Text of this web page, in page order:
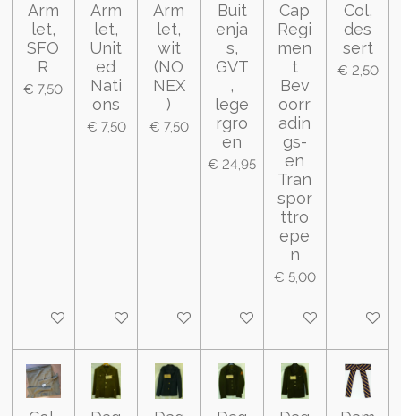
Arm
let,
SFO
R
€ 7,50
In winkelwagen
Arm
let,
Unit
ed
Nati
ons
€ 7,50
In winkelwagen
Arm
let,
wit
(NO
NEX
)
€ 7,50
In winkelwagen
Buit
enja
s,
GVT
,
lege
rgro
en
€ 24,95
In winkelwagen
Cap
Regi
men
t
Bev
oorr
adin
gs-
en
Tran
spor
ttro
epe
n
€ 5,00
In winkelwagen
Col,
des
sert
€ 2,50
In